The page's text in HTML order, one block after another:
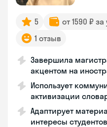
5 от 1590 ₽
1 отзыв
Завершила
акцентом на
Использует
активизации
Адаптирует
интересы студентов